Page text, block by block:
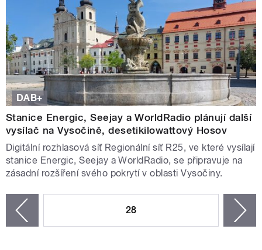
DAB+
Stanice Energic, Seejay a WorldRadio plánují další
vysílač na Vysočině, desetikilowattový Hosov
Digitální rozhlasová síť Regionální síť R25, ve které vysílají
stanice Energic, Seejay a WorldRadio, se připravuje na
zásadní rozšíření svého pokrytí v oblasti Vysočiny.
28